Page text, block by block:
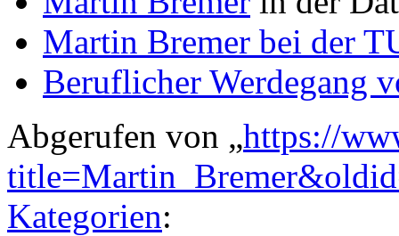
Martin Bremer bei der
Beruflicher Werdegang
Abgerufen von „https://
Kategorien: